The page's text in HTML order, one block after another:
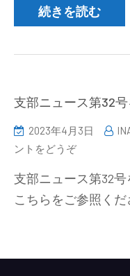
化
学
ミ
ー
分
析
申
続きを読む
支部ニュース第32
2023年4月3日
ントをどうぞ(支
ニ
ュ
第
支部ニュース第32
こちらをご参照くだ